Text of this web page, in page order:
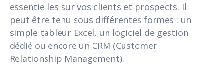
essentielles sur vos clients et prospects. Il
peut être tenu sous différentes formes : un
simple tableur Excel, un logiciel de gestion
dédié ou encore un CRM (Customer
Relationship Management).